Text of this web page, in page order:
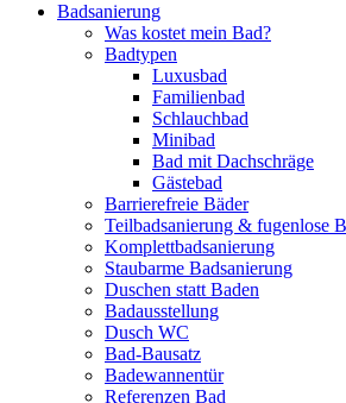
Badsanierung
Was kostet mein Bad?
Badtypen
Luxusbad
Familienbad
Schlauchbad
Minibad
Bad mit Dachschräge
Gästebad
Barrierefreie Bäder
Teilbadsanierung & fugenlose
Komplettbadsanierung
Staubarme Badsanierung
Duschen statt Baden
Badausstellung
Dusch WC
Bad-Bausatz
Badewannentür
Referenzen Bad